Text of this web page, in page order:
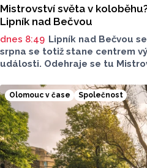
Mistrovství světa v
Lipník nad Bečvou
dnes 8:49 Lipník nad Bečvou
srpna se totiž stane centrem
události. Odehraje se tu
budou poměřovat v
Reprezentovat budou i místní
s úřadujícím mistrem světa
Olomouc v čase Společnost